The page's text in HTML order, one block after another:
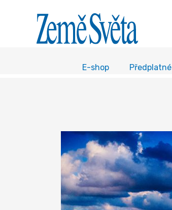
E-shop Předplatné